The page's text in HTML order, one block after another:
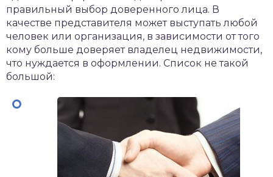
правильный выбор доверенного лица. В
качестве представителя может выступать любой
человек или организация, в зависимости от того
кому больше доверяет владелец недвижимости,
что нуждается в оформлении. Список не такой
большой: